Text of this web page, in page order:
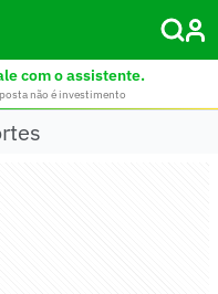
com o assistente.
não é investimento